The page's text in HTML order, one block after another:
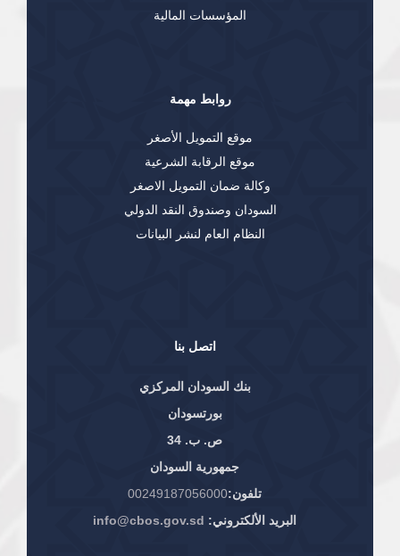
اتصل بنا
بنك السودان المركزي
بورتسودان
ص. ب. 34
جمهورية السودان
تلفون:00249187056000
البريد الألكتروني: info@cbos.gov.sd
المؤسسات المالية
روابط مهمة
موقع التمويل الأصغر
موقع الرقابة الشرعية
وكالة ضمان التمويل الاصغر
السودان وصندوق النقد الدولي
النظام العام لنشر البيانات